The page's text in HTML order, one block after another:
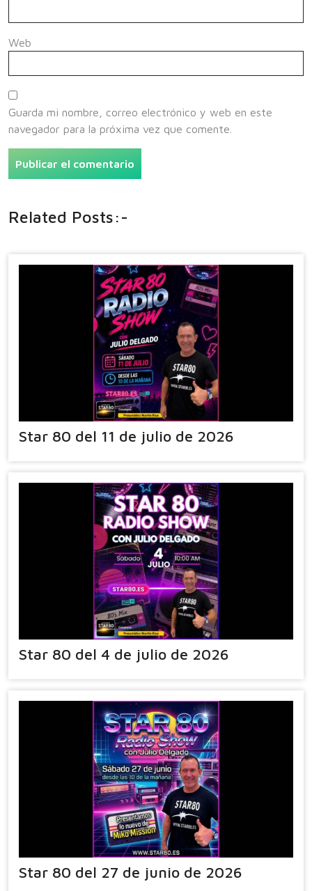
Web
Guarda mi nombre, correo electrónico y web en este
navegador para la próxima vez que comente.
Related Posts:-
Star 80 del 11 de julio de 2026
Star 80 del 4 de julio de 2026
Star 80 del 27 de junio de 2026